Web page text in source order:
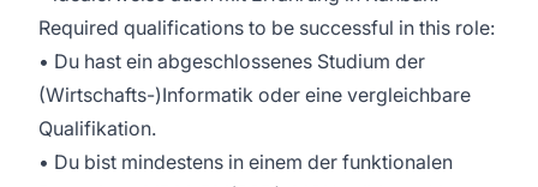
Required qualifications to be successful in this role:
• Du hast ein abgeschlossenes Studium der
(Wirtschafts-)Informatik oder eine vergleichbare
Qualifikation.
• Du bist mindestens in einem der funktionalen